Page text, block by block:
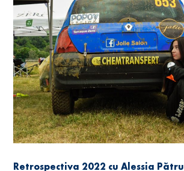
Retrospectiva 2022 cu Alessia Pătru